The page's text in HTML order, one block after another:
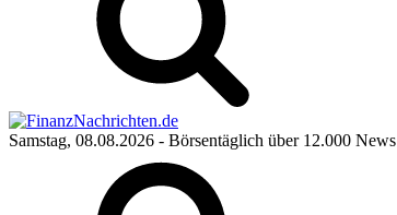
Samstag, 08.08.2026 - Börsentäglich über 12.000 News